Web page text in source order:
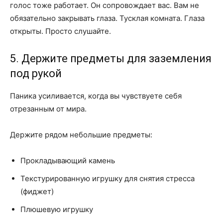
голос тоже работает. Он сопровождает вас. Вам не
обязательно закрывать глаза. Тусклая комната. Глаза
открыты. Просто слушайте.
5. Держите предметы для заземления
под рукой
Паника усиливается, когда вы чувствуете себя
отрезанным от мира.
Держите рядом небольшие предметы:
Прокладывающий камень
Текстурированную игрушку для снятия стресса
(фиджет)
Плюшевую игрушку